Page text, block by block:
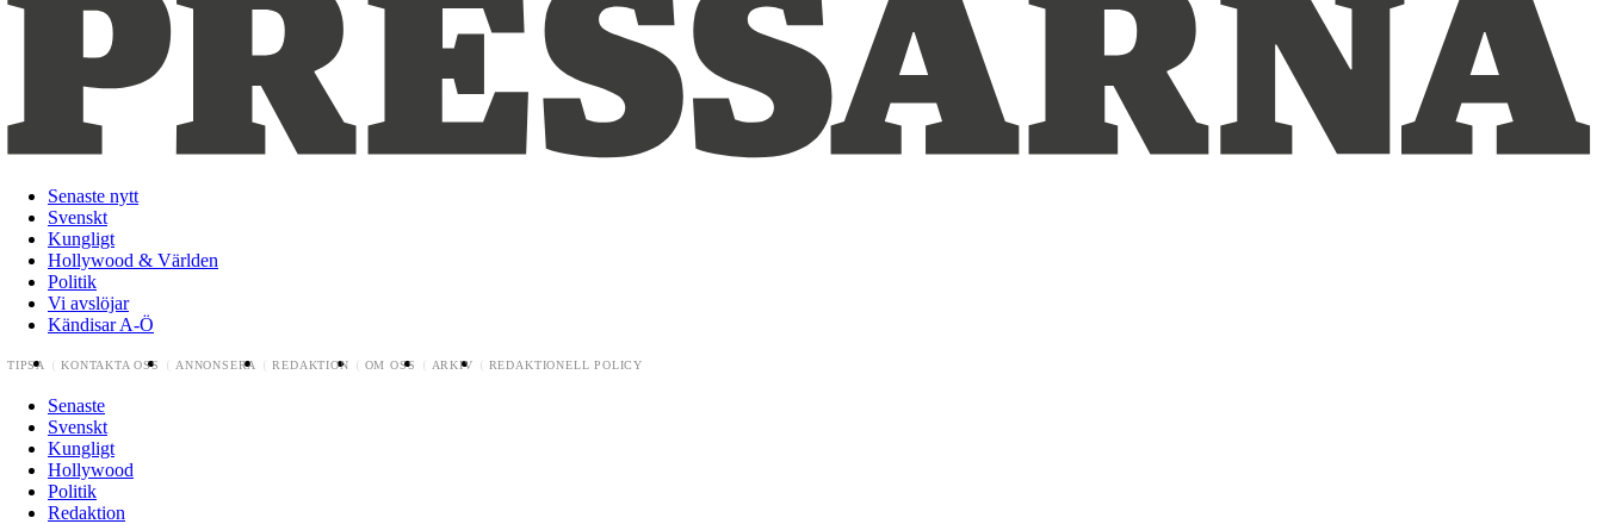
Senaste nytt
Svenskt
Kungligt
Hollywood & Världen
Politik
Vi avslöjar
Kändisar A-Ö
TIPSA KONTAKTA OSS ANNONSERA REDAKTION OM OSS ARKIV REDAKTIONELL POLICY
Senaste
Svenskt
Kungligt
Hollywood
Politik
Redaktion